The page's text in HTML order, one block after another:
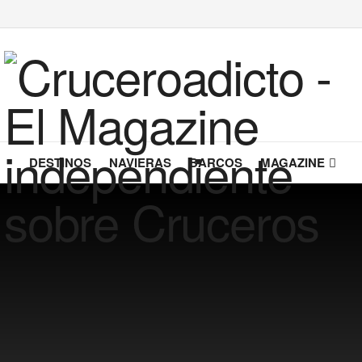
DESTINOS NAVIERAS BARCOS MAGAZINE